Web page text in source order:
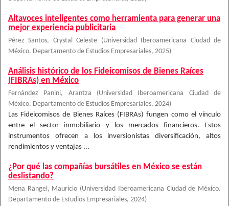
Altavoces inteligentes como herramienta para generar una
mejor experiencia publicitaria
Pérez Santos, Crystal Celeste (Universidad Iberoamericana Ciudad de
México. Departamento de Estudios Empresariales, 2025)
Análisis histórico de los Fideicomisos de Bienes Raíces
(FIBRAs) en México
Fernández Panini, Arantza (Universidad Iberoamericana Ciudad de
México. Departamento de Estudios Empresariales, 2024)
Las Fideicomisos de Bienes Raíces (FIBRAs) fungen como el vínculo
entre el sector inmobiliario y los mercados financieros. Estos
instrumentos ofrecen a los inversionistas diversificación, altos
rendimientos y ventajas ...
¿Por qué las compañías bursátiles en México se están
deslistando?
Mena Rangel, Mauricio (Universidad Iberoamericana Ciudad de México.
Departamento de Estudios Empresariales, 2024)